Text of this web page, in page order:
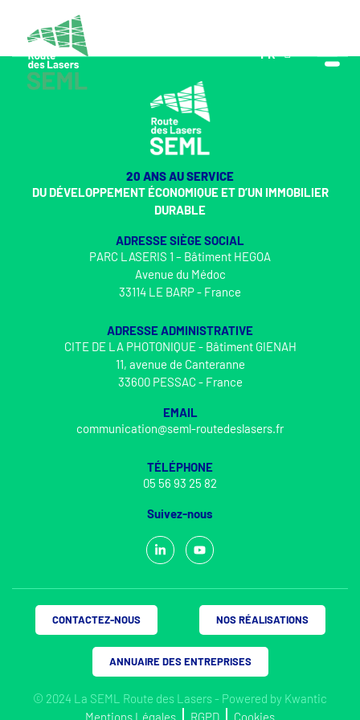
FR
EN
20 ANS AU SERVICE
DU DÉVELOPPEMENT ÉCONOMIQUE ET D’UN IMMOBILIER
DURABLE
ADRESSE SIÈGE SOCIAL
PARC LASERIS 1 – Bâtiment HEGOA
Avenue du Médoc
33114 LE BARP - France
ADRESSE ADMINISTRATIVE
CITE DE LA PHOTONIQUE - Bâtiment GIENAH
11, avenue de Canteranne
33600 PESSAC - France
EMAIL
communication@seml-routedeslasers.fr
TÉLÉPHONE
05 56 93 25 82
Suivez-nous
© 2024 La SEML Route des Lasers - Powered by Kwantic
Mentions Légales
RGPD Cookies
CONTACTEZ-NOUS NOS RÉALISATIONS
ANNUAIRE DES ENTREPRISES